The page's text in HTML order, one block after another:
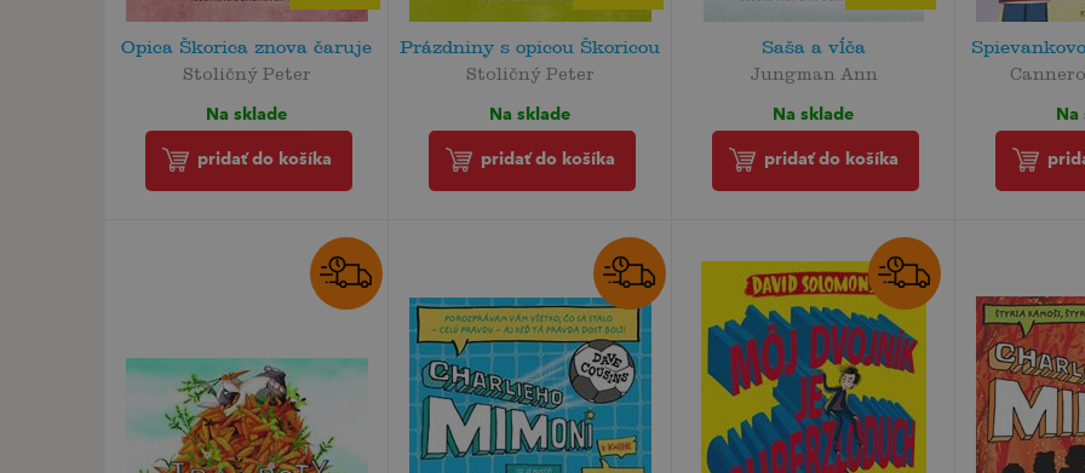
Opica Škorica znova čaruje
Stoličný Peter
Na sklade
pridať do košíka
Prázdniny s opicou Škoricou
Stoličný Peter
Na sklade
pridať do košíka
Saša a vĺča
Jungman Ann
Na sklade
pridať do košíka
Na